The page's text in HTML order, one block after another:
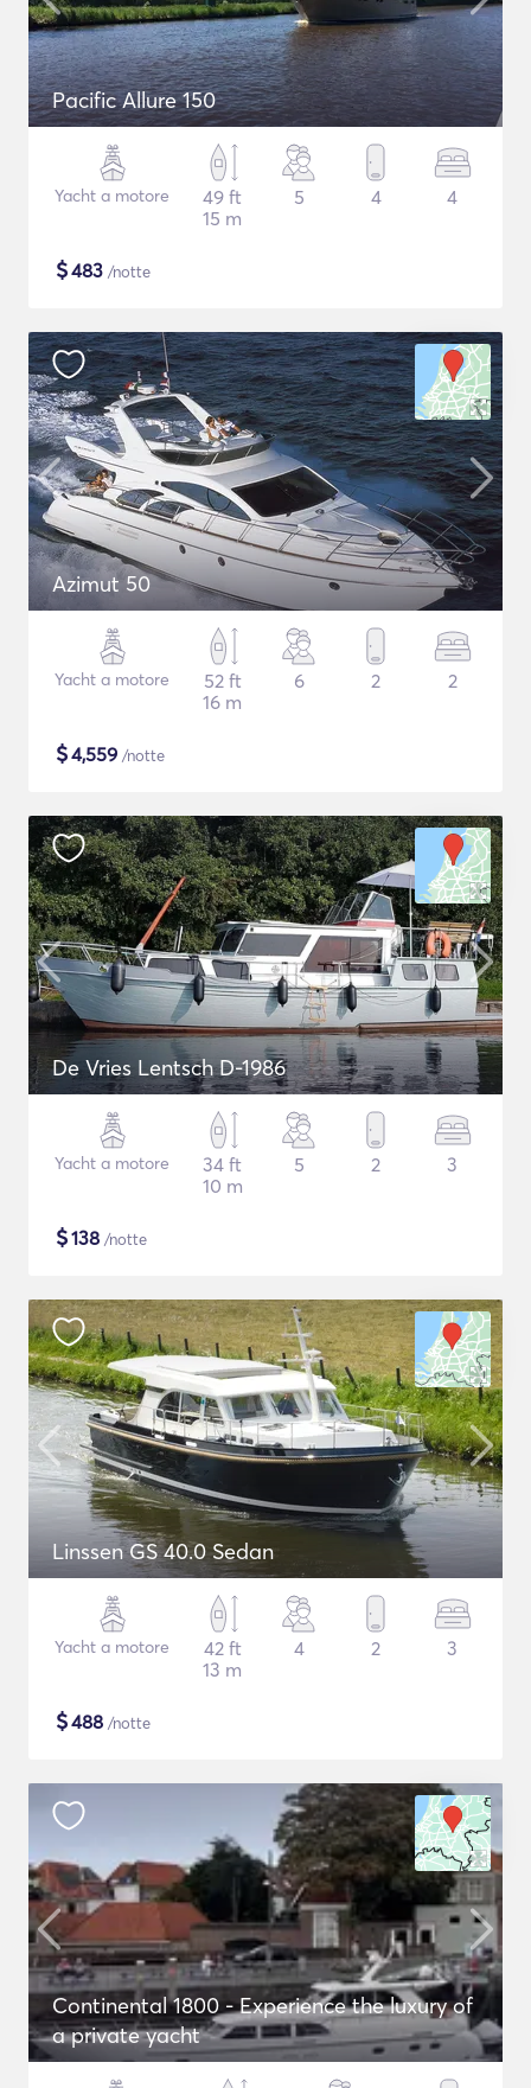
Pacific Allure 150
Yacht a motore
49 ft
15 m
5 4 4
$483 /notte
Azimut 50
Yacht a motore
52 ft
16 m
6 2 2
$4,559 /notte
De Vries Lentsch D-1986
Yacht a motore
34 ft
10 m
5 2 3
$138 /notte
Linssen GS 40.0 Sedan
Yacht a motore
42 ft
13 m
4 2 3
$488 /notte
Continental 1800 - Experience the luxury of
a private yacht